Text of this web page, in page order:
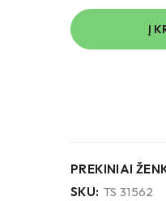
Į
PREKINIAI
SKU: TS 31562